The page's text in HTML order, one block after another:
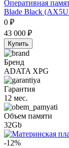
Оперативная
Blade Black
0 ₽
43 000 ₽
Купить
Бренд
ADATA XPG
Гарантия
12 мес.
Объем памяти
32Gb
-12%